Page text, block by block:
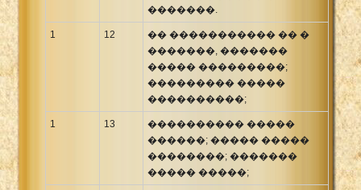
�������.
1 12
�� ����������� �� �
�������, �������
����� ���������;
��������� �����
����������;
1 13
���������� �����
������; ����� �����
��������; �������
����� �����;